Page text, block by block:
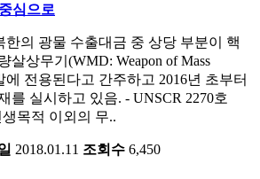
심으로
한의 광물 수출대금 중 상당 부분이 핵
살상무기(WMD: Weapon of Mass
에 전용된다고 간주하고 2016년 초부터
를 실시하고 있음. - UNSCR 2270호
목적 이외의 무..
2018.01.11 조회수 6,450